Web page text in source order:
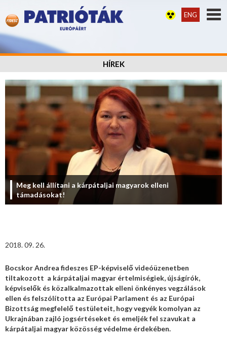
ENG
HÍREK
Meg kell állítani a kárpátaljai magyarok elleni
támadásokat!
2018. 09. 26.
Bocskor Andrea fideszes EP-képviselő videóüzenetben
tiltakozott a kárpátaljai magyar értelmiségiek, újságírók,
képviselők és közalkalmazottak elleni önkényes vegzálások
ellen és felszólította az Európai Parlament és az Európai
Bizottság megfelelő testületeit, hogy vegyék komolyan az
Ukrajnában zajló jogsértéseket és emeljék fel szavukat a
kárpátaljai magyar közösség védelme érdekében.